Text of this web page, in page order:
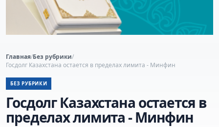
Главная/Без рубрики/
Госдолг Казахстана остается в пределах лимита - Минфин
БЕЗ РУБРИКИ
Госдолг Казахстана остается в
пределах лимита - Минфин